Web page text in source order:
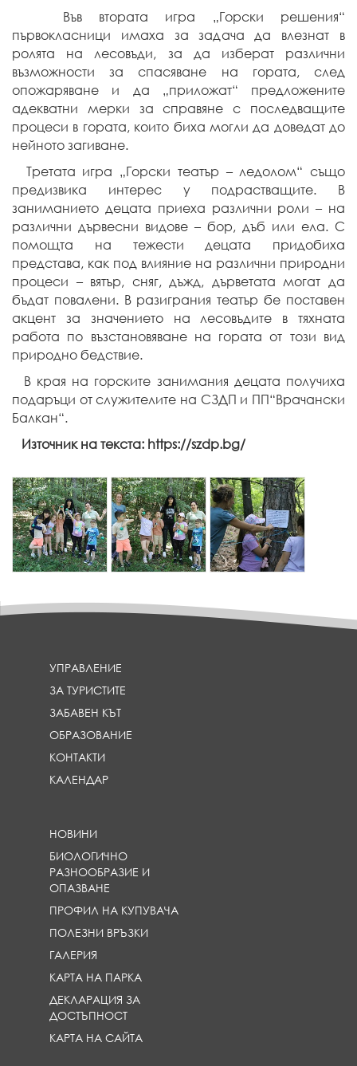
Във втората игра „Горски решения“
първокласници имаха за задача да влезнат в
ролята на лесовъди, за да изберат различни
възможности за спасяване на гората, след
опожаряване и да „приложат“ предложените
адекватни мерки за справяне с последващите
процеси в гората, които биха могли да доведат до
нейното загиване.
Третата игра „Горски театър – ледолом“ също
предизвика интерес у подрастващите. В
заниманието децата приеха различни роли – на
различни дървесни видове – бор, дъб или ела. С
помощта на тежести децата придобиха
представа, как под влияние на различни природни
процеси – вятър, сняг, дъжд, дърветата могат да
бъдат повалени. В разиграния театър бе поставен
акцент за значението на лесовъдите в тяхната
работа по възстановяване на гората от този вид
природно бедствие.
В края на горските занимания децата получиха
подаръци от служителите на СЗДП и ПП“Врачански
Балкан“.
Източник на текста: https://szdp.bg/
{
p
a
r
a
m
e
{
p
a
r
a
m
e
n
e
{
p
a
r
a
m
e
УПРАВЛЕНИЕ
ЗА ТУРИСТИТЕ
ЗАБАВЕН КЪТ
ОБРАЗОВАНИЕ
КОНТАКТИ
КАЛЕНДАР
НОВИНИ
БИОЛОГИЧНО
РАЗНООБРАЗИЕ И
ОПАЗВАНЕ
ПРОФИЛ НА КУПУВАЧА
ПОЛЕЗНИ ВРЪЗКИ
ГАЛЕРИЯ
КАРТА НА ПАРКА
ДЕКЛАРАЦИЯ ЗА
ДОСТЪПНОСТ
КАРТА НА САЙТА